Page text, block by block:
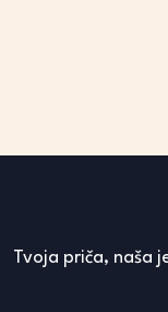
Tvoja priča, naša